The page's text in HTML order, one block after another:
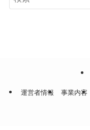
運営者情報 事業内容